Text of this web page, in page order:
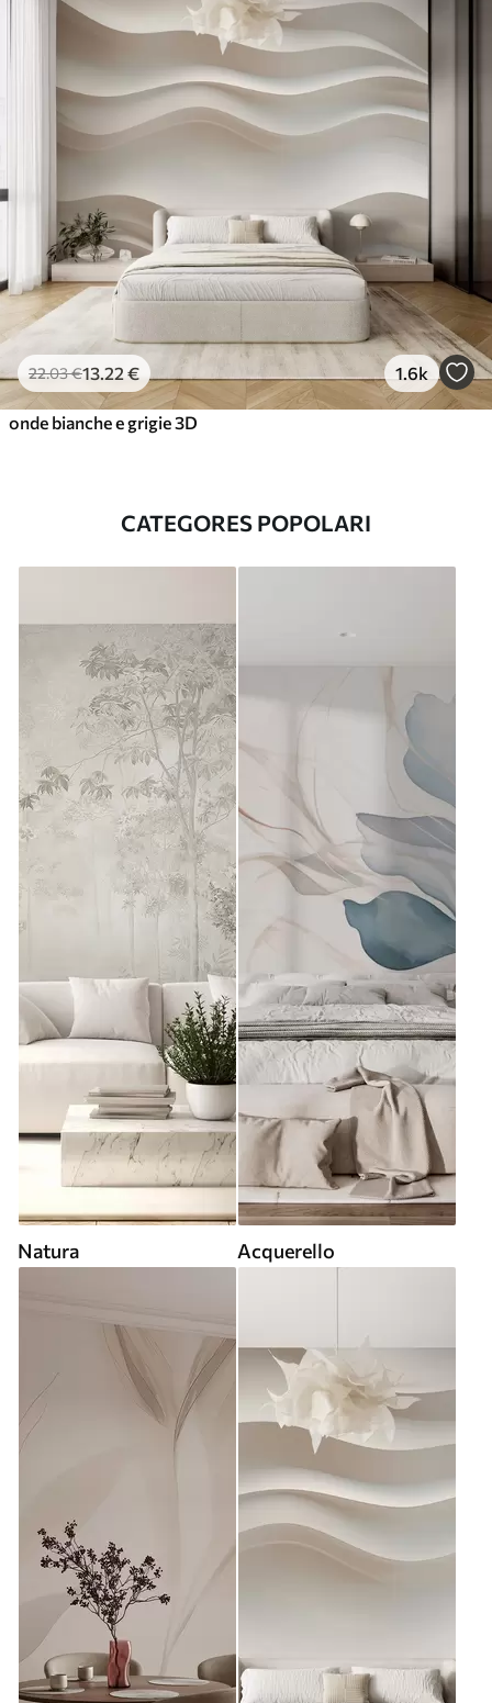
22.03€13 .22 € 1.6k
onde bianche e grigie 3D
CATEGORES POPOLARI
Natura Acquerello